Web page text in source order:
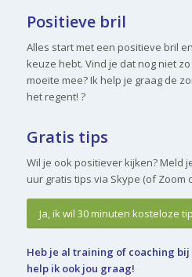
Positieve bril
Alles start met een positieve bril
keuze hebt. Vind je dat nog niet
moeite mee? Ik help je graag de
het regent! ?
Gratis tips
Wil je ook positiever kijken? Meld
uur gratis tips via Skype (of Zoom
Ja, ik wil 30 minuten kosteloze
Heb je al training of coaching
help ik ook jou graag!